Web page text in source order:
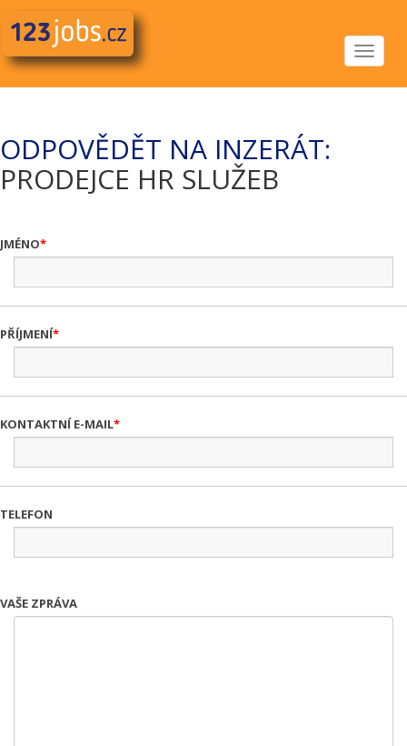
Toggle
ODPOVĚDĚT NA INZERÁT:
PRODEJCE HR SLUŽEB
JMÉNO
PŘÍJMENÍ
KONTAKTNÍ E-MAIL
TELEFON
VAŠE ZPRÁVA